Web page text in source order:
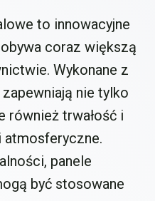
to innowacyjne
coraz większą
Wykonane z
nie tylko
również trwałość i
atmosferyczne.
panele
być stosowane